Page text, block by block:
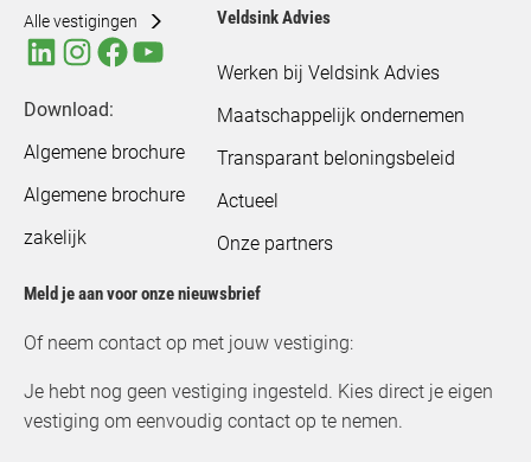
Alle vestigingen
Download:
Algemene brochure
Algemene brochure
zakelijk
Veldsink Advies
Werken bij Veldsink Advies
Maatschappelijk ondernemen
Transparant beloningsbeleid
Actueel
Onze partners
Meld je aan voor onze nieuwsbrief
Of neem contact op met jouw vestiging:
Je hebt nog geen vestiging ingesteld. Kies direct je eigen
vestiging om eenvoudig contact op te nemen.